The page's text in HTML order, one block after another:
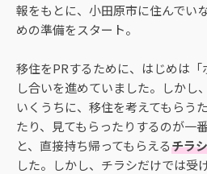
報をもとに、小田原市に住んでい
めの準備をスタート。
移住をPRするために、はじめは
し合いを進めていました。しかし
いくうちに、移住を考えてもらう
たり、見てもらったりするのが一
と、直接持ち帰ってもらえるチラシ
した。しかし、チラシだけでは受